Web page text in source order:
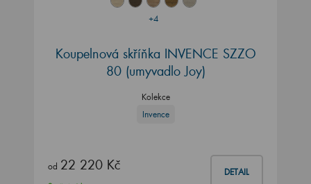
+4
Koupelnová skříňka INVENCE SZZO
80 (umyvadlo Joy)
Kolekce
Invence
od 22 220 Kč DETAIL